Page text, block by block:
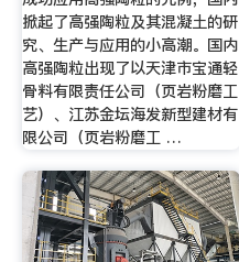
掀起了高强陶粒及其混凝土的研
究、生产与应用的小高潮。国内
高强陶粒出现了以天津市宝通轻
骨料有限责任公司（页岩粉磨工
艺）、江苏金坛海发新型建材有
限公司（页岩粉磨工 …